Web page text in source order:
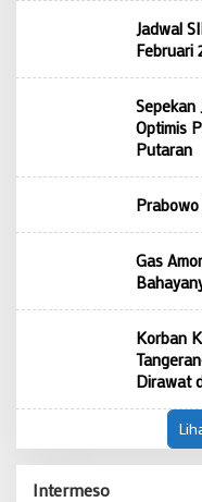
Jadwal
Februari
Sepekan
Optimis
Putaran
Gas
Korban
Dirawat
Intermeso